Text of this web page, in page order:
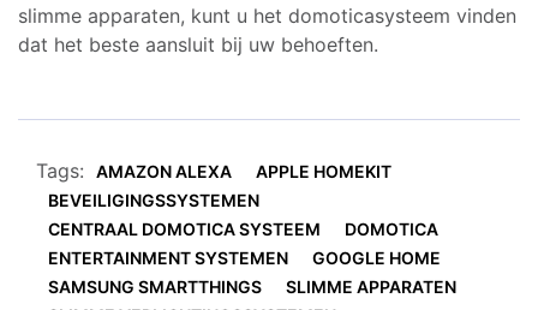
slimme apparaten, kunt u het domoticasysteem vinden
dat het beste aansluit bij uw behoeften.
Tags: AMAZON ALEXA
APPLE HOMEKIT
BEVEILIGINGSSYSTEMEN
CENTRAAL DOMOTICA SYSTEEM
DOMOTICA
ENTERTAINMENT SYSTEMEN
GOOGLE HOME
SAMSUNG SMARTTHINGS
SLIMME APPARATEN